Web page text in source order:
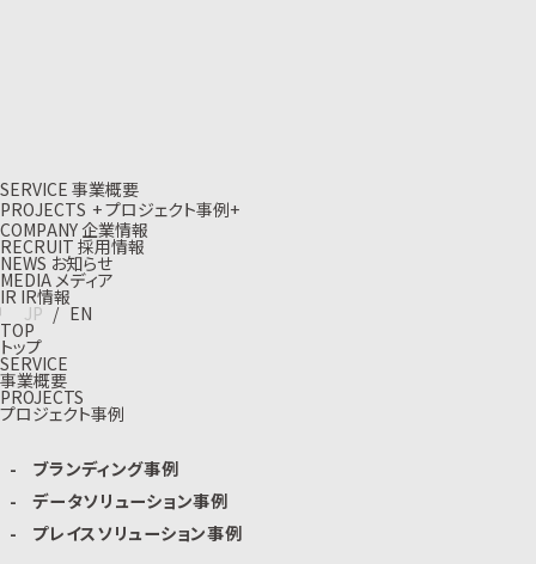
SERVICE 事業概要
PROJECTS +プロジェクト事例+
COMPANY企業情報
RECRUIT 採用情報
NEWS お知らせ
MEDIA メディア
IR IR情報
JP / EN
TOP
トップ
SERVICE
事業概要
PROJECTS
プロジェクト事例
ブランディング事例
データソリューション事例
プレイスソリューション事例